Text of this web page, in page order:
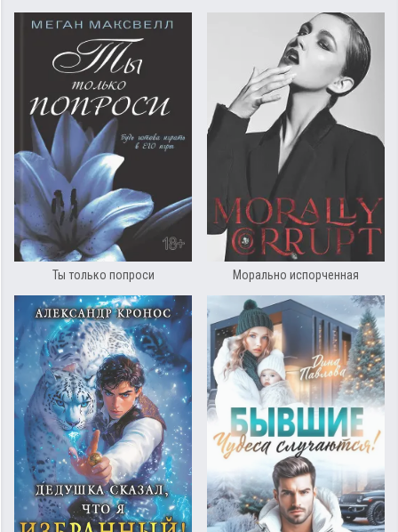
Ты только попроси Морально испорченная